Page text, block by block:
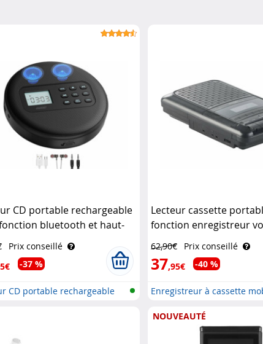
CD portable rechargeable
bluetooth et haut-
Auvisio
Prix conseillé
-37 %
CD portable rechargeable
Lecteur cassette
fonction enregistreur
62,90€ Prix conseillé
37,95€ -40 %
Enregistreur à cassette
NOUVEAUTÉ